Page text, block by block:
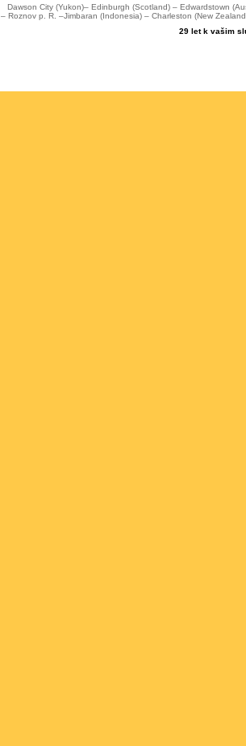
Dawson City (Yukon)– Edinburgh (Scotland) – Edwardstown
– Roznov p. R. –Jimbaran (Indonesia) – Charleston (New
29 let k vašim